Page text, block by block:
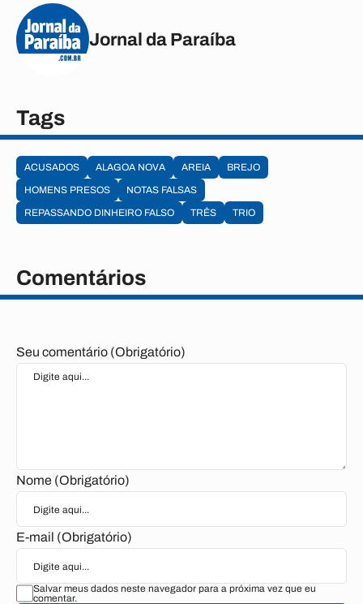
Jornal da Paraíba
Tags
ACUSADOS ALAGOA NOVA AREIA
BREJO
HOMENS PRESOS
NOTAS FALSAS
REPASSANDO DINHEIRO FALSO
TRÊS TRIO
Comentários
Seu comentário (Obrigatório)
Nome (Obrigatório)
E-mail (Obrigatório)
Salvar meus dados neste navegador para a próxima vez que eu
comentar.